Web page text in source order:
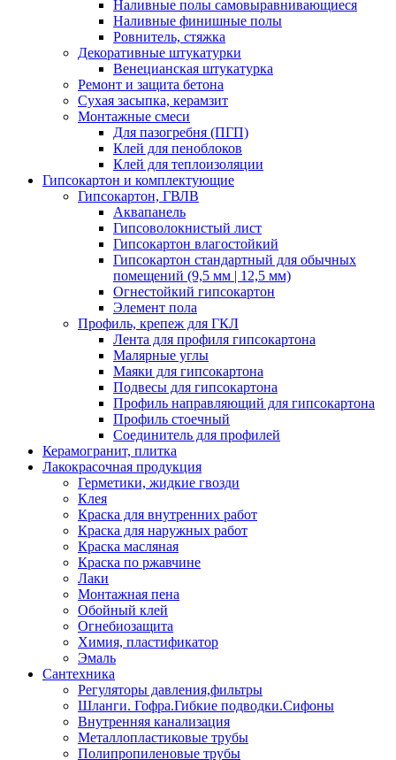
Наливные полы самовыравнивающиеся
Наливные финишные полы
Ровнитель, стяжка
Декоративные штукатурки
Венецианская штукатурка
Ремонт и защита бетона
Сухая засыпка, керамзит
Монтажные смеси
Для пазогребня (ПГП)
Клей для пеноблоков
Клей для теплоизоляции
Гипсокартон и комплектующие
Гипсокартон, ГВЛВ
Аквапанель
Гипсоволокнистый лист
Гипсокартон влагостойкий
Гипсокартон стандартный для обычных
помещений (9,5 мм | 12,5 мм)
Огнестойкий гипсокартон
Элемент пола
Профиль, крепеж для ГКЛ
Лента для профиля гипсокартона
Малярные углы
Маяки для гипсокартона
Подвесы для гипсокартона
Профиль направляющий для гипсокартона
Профиль стоечный
Соединитель для профилей
Керамогранит, плитка
Лакокрасочная продукция
Герметики, жидкие гвозди
Клея
Краска для внутренних работ
Краска для наружных работ
Краска масляная
Краска по ржавчине
Лаки
Монтажная пена
Обойный клей
Огнебиозащита
Химия, пластификатор
Эмаль
Сантехника
Регуляторы давления,фильтры
Шланги. Гофра.Гибкие подводки.Сифоны
Внутренняя канализация
Металлопластиковые трубы
Полипропиленовые трубы